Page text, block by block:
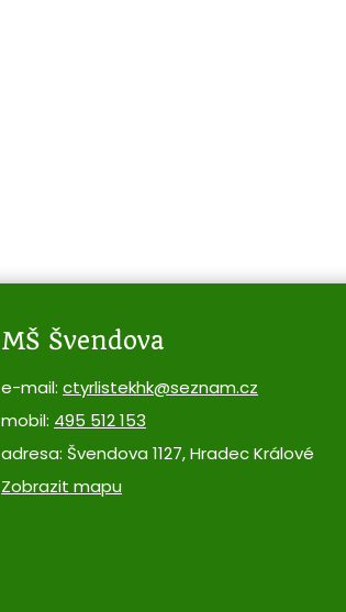
MŠ Švendova
e-mail: ctyrlistekhk@seznam.cz
mobil: 495 512 153
adresa: Švendova 1127, Hradec Králové
Zobrazit mapu